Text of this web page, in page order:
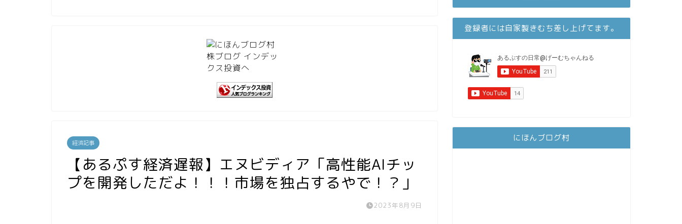
経済記事
【あるぷす経済遅報】エヌビディア「高性能AIチッ
プを開発しただよ！！！市場を独占するやで！？」
2023年8月9日
登録者には自家製きむち差し上げてます。
にほんブログ村